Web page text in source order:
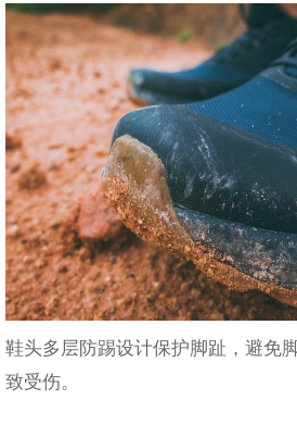
鞋头多层防踢设计保护脚趾，避免
致受伤。